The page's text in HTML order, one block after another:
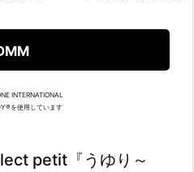
INTERNATIONAL
を使用しています
petit『うゆり～